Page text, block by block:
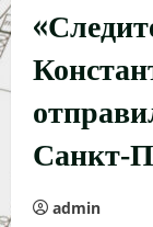
admin